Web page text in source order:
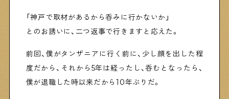
「神戸で取材があるから呑みに行かないか」
とのお誘いに、二つ返事で行きますと応えた。
前回、僕がタンザニアに行く前に、少し顔を出した程
度だから、それから5年は経ったし、呑むとなったら、
僕が退職した時以来だから10年ぶりだ。